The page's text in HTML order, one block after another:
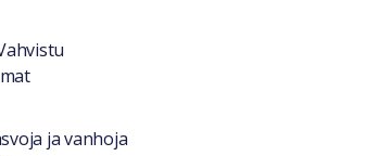
ja vanhoja